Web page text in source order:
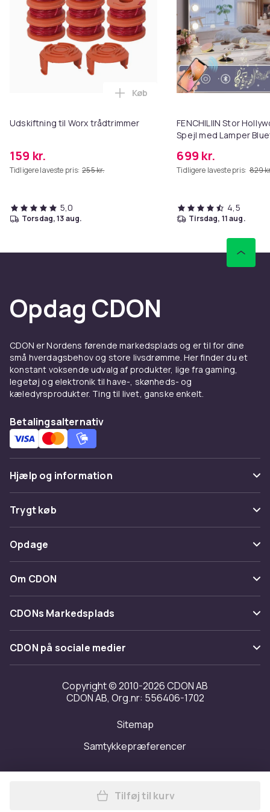
Udskiftning til Worx trådtrimmer
159 kr.
Tidligere laveste pris: 255 kr.
Læg Udskiftning til Worx
Køb
5,0
torsdag, 13 aug.
FENCHILIIN Stor
Spejl med Lamper
699 kr.
Tidligere laveste pris: 829
4,5
tirsdag, 11 aug.
Opdag CDON
CDON er Nordens førende markedsplads og er til for dine
små hverdagsbehov og store livsdrømme. Her finder du et
konstant voksende udvalg af produkter, lige fra gaming,
legetøj og elektronik til have-, skønheds- og
kæledyrsprodukter. Ting til livet, ganske enkelt.
Betalingsalternativ
Hjælp og information
Ofte stillede spørgsmål
Spor pakke
Fortryd & returner her
Kontakt os
Trygt køb
Betaling
Levering
Tilbagekaldelser
Opdage
Kategorier
Maerke
Om CDON
Om os
Kundeanmeldelser
Arbejd på CDON
Investor relations
Tilgængelighed
CDONs Markedsplads
Merchant Help Center
CDON på sociale medier
Copyright © 2010-2026 CDON AB
CDON AB, Org.nr: 556406-1702
Sitemap
Samtykkepræferencer
Læg Spalding basketball
Tilføj til kurv